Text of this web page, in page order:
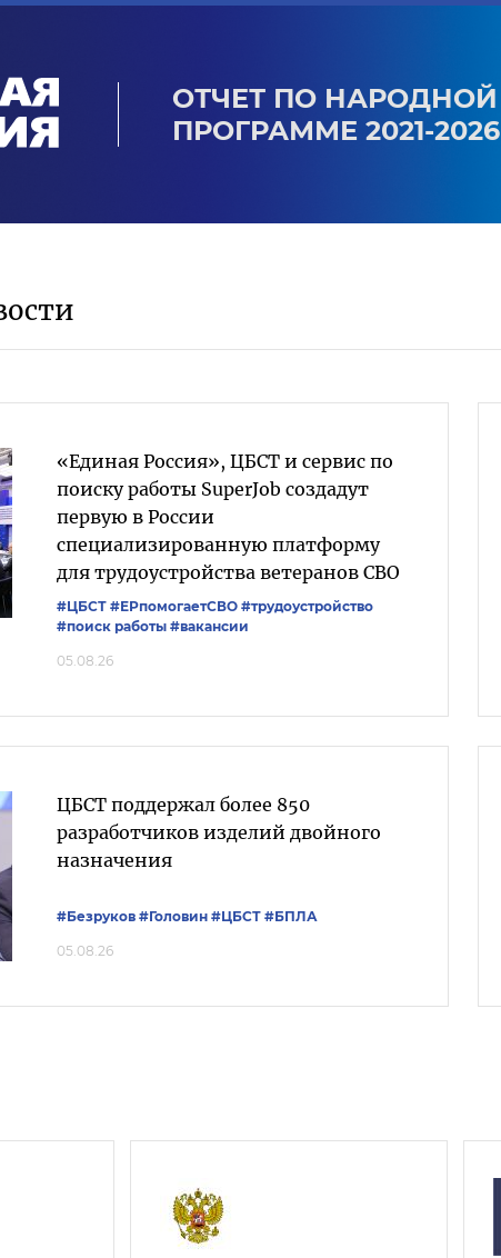
ОТЧЕТ ПО НАРОДНОЙ
ПРОГРАММЕ 2021-2026
«Единая Россия», ЦБСТ и сервис по
поиску работы SuperJob создадут
первую в России
специализированную платформу
для трудоустройства ветеранов СВО
#ЦБСТ #ЕРпомогаетСВО #трудоустройство
#поиск работы #вакансии
05.08.26
ЦБСТ поддержал более 850
разработчиков изделий двойного
назначения
#Безруков #Головин #ЦБСТ #БПЛА
05.08.26